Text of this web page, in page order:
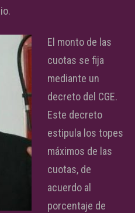
El monto de las
cuotas se fija
mediante un
decreto del CGE.
Este decreto
estipula los topes
máximos de las
cuotas, de
acuerdo al
porcentaje de